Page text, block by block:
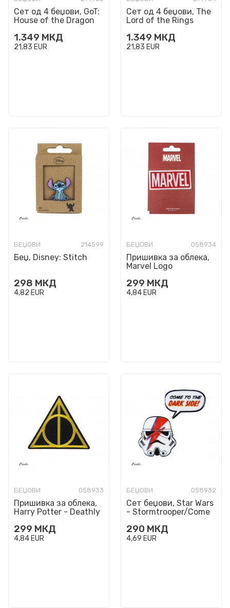
Сет од 4 беџови, GoT:
House of the Dragon
1.349 МКД
21,83 EUR
Сет од 4 беџови, The
Lord of the Rings
1.349 МКД
21,83 EUR
БЕЏОВИ 214599
Беџ, Disney: Stitch
298 МКД
4,82 EUR
БЕЏОВИ 058934
Пришивка за облека,
Marvel Logo
299 МКД
4,84 EUR
БЕЏОВИ 058933
Пришивка за облека,
Harry Potter - Deathly
299 МКД
4,84 EUR
БЕЏОВИ 058932
Сет беџови, Star Wars
- Stormtrooper/Come
290 МКД
4,69 EUR